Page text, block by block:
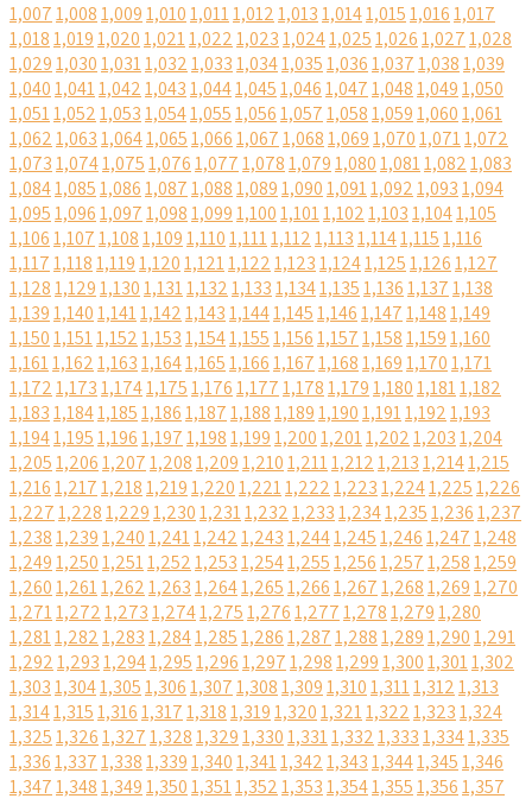
1,0071,0081,0091,0101,0111,0121,0131,0141,0151,0161,017
1,0181,0191,0201,0211,0221,0231,0241,0251,0261,0271,028
1,0291,0301,0311,0321,0331,0341,0351,0361,0371,0381,039
1,0401,0411,0421,0431,0441,0451,0461,0471,0481,0491,050
1,0511,0521,0531,0541,0551,0561,0571,0581,0591,0601,061
1,0621,0631,0641,0651,0661,0671,0681,0691,0701,0711,072
1,0731,0741,0751,0761,0771,0781,0791,0801,0811,0821,083
1,0841,0851,0861,0871,0881,0891,0901,0911,0921,0931,094
1,0951,0961,0971,0981,0991,1001,1011,1021,1031,1041,105
1,1061,1071,1081,1091,1101,1111,1121,1131,1141,1151,116
1,1171,1181,1191,1201,1211,1221,1231,1241,1251,1261,127
1,1281,1291,1301,1311,1321,1331,1341,1351,1361,1371,138
1,1391,1401,1411,1421,1431,1441,1451,1461,1471,1481,149
1,1501,1511,1521,1531,1541,1551,1561,1571,1581,1591,160
1,1611,1621,1631,1641,1651,1661,1671,1681,1691,1701,171
1,1721,1731,1741,1751,1761,1771,1781,1791,1801,1811,182
1,1831,1841,1851,1861,1871,1881,1891,1901,1911,1921,193
1,1941,1951,1961,1971,1981,1991,2001,2011,2021,2031,204
1,2051,2061,2071,2081,2091,2101,2111,2121,2131,2141,215
1,2161,2171,2181,2191,2201,2211,2221,2231,2241,2251,226
1,2271,2281,2291,2301,2311,2321,2331,2341,2351,2361,237
1,2381,2391,2401,2411,2421,2431,2441,2451,2461,2471,248
1,2491,2501,2511,2521,2531,2541,2551,2561,2571,2581,259
1,2601,2611,2621,2631,2641,2651,2661,2671,2681,2691,270
1,2711,2721,2731,2741,2751,2761,2771,2781,2791,280
1,2811,2821,2831,2841,2851,2861,2871,2881,2891,2901,291
1,2921,2931,2941,2951,2961,2971,2981,2991,3001,3011,302
1,3031,3041,3051,3061,3071,3081,3091,3101,3111,3121,313
1,3141,3151,3161,3171,3181,3191,3201,3211,3221,3231,324
1,3251,3261,3271,3281,3291,3301,3311,3321,3331,3341,335
1,3361,3371,3381,3391,3401,3411,3421,3431,3441,3451,346
1,3471,3481,3491,3501,3511,3521,3531,3541,3551,3561,357